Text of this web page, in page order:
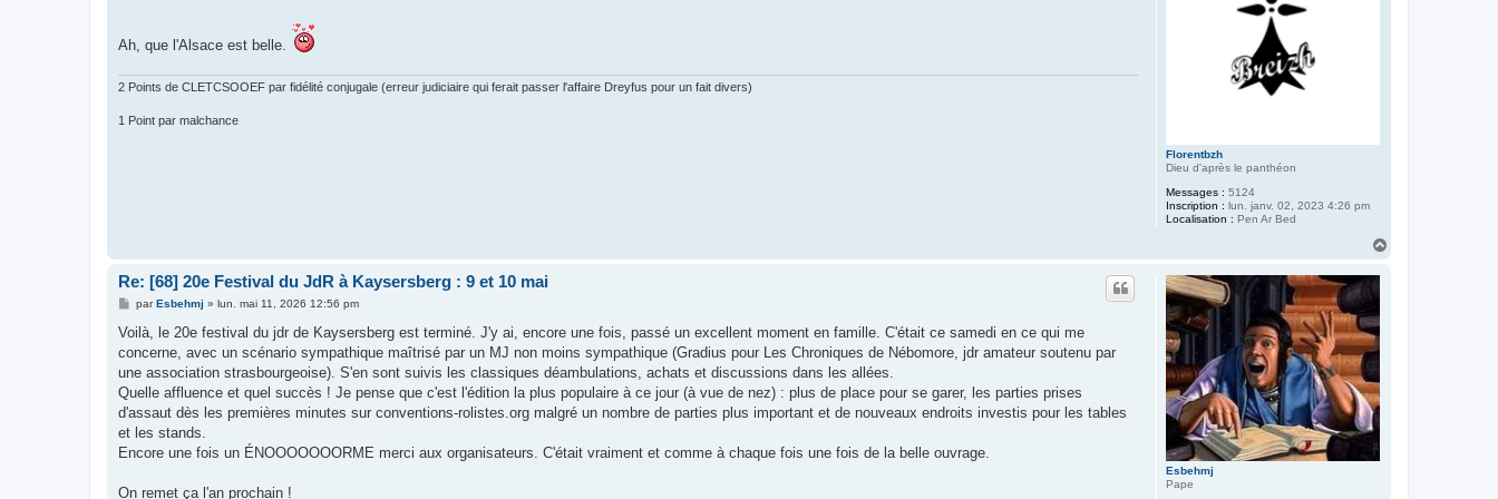
Florentbzh
Dieu d'après le panthéon
Messages : 5124
Inscription : lun. janv. 02, 2023 4:26 pm
Localisation : Pen Ar Bed
Ah, que l'Alsace est belle.
2 Points de CLETCSOOEF par fidélité conjugale (erreur judiciaire qui ferait passer l'affaire Dreyfus pour un fait divers)
1 Point par malchance
Esbehmj
Pape
Re: [68] 20e Festival du JdR à Kaysersberg : 9 et 10 mai
M
s
a
g
parEsbehmj » lun. mai 11, 2026 12:56 pm
Voilà, le 20e festival du jdr de Kaysersberg est terminé. J'y ai, encore une fois, passé un excellent moment en famille. C'était ce samedi en ce qui me
concerne, avec un scénario sympathique maîtrisé par un MJ non moins sympathique (Gradius pour Les Chroniques de Nébomore, jdr amateur soutenu par
une association strasbourgeoise). S'en sont suivis les classiques déambulations, achats et discussions dans les allées.
Quelle affluence et quel succès ! Je pense que c'est l'édition la plus populaire à ce jour (à vue de nez) : plus de place pour se garer, les parties prises
d'assaut dès les premières minutes sur conventions-rolistes.org malgré un nombre de parties plus important et de nouveaux endroits investis pour les tables
et les stands.
Encore une fois un ÉNOOOOOOORME merci aux organisateurs. C'était vraiment et comme à chaque fois une fois de la belle ouvrage.
On remet ça l'an prochain !